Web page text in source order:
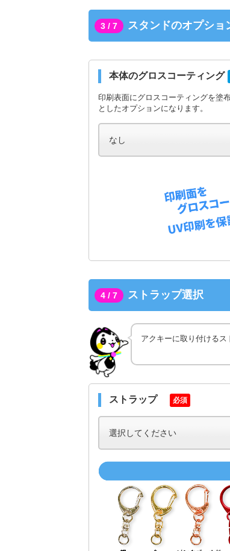
3 / 7 スタンドのオプショ
本体のグロスコーティング
印刷表面にグロスコーティングを塗
としたオプションになります。
4 / 7 ストラップ選択
アクキーに取り付けるス
ストラップ 必須